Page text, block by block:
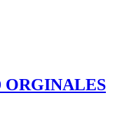
ORGINALES